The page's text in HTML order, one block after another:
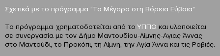
Σχετικά με το πρόγραμμα “Το Μέγαρο στη Βόρεια Εύβοια”
Το πρόγραμμα χρηματοδοτείται από το ΥΠΠΟ και υλοποιείται
σε συνεργασία με τον Δήμο Μαντουδίου-Λίμνης-Αγιας Άννας
στο Μαντούδι, το Προκόπι, τη Λίμνη, την Αγία Άννα και τις Ροβιές.